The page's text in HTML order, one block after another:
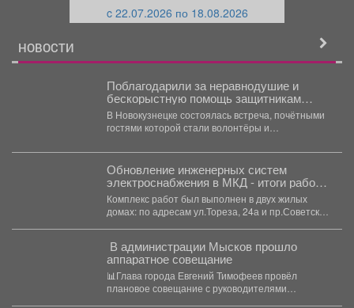
c 22.07.2026 по 18.08.2026
НОВОСТИ
Поблагодарили за неравнодушие и
бескорыстную помощь защитникам
Отечества.
В Новокузнецке состоялась встреча, почётными
гостями которой стали волонтёры и
участникам спецоперации....
Обновление инженерных систем
электроснабжения в МКД - итоги работ в
рамках программы капремонта
Комплекс работ был выполнен в двух жилых
домах: по адресам ул.Тореза, 24а и пр.Советской
В администрации Мысков прошло
аппаратное совещание
📊Глава города Евгений Тимофеев провёл
плановое совещание с руководителями